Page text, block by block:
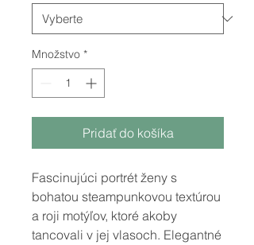
Množstvo *
Pridať do košíka
Fascinujúci portrét ženy s
bohatou steampunkovou textúrou
a roji motýľov, ktoré akoby
tancovali v jej vlasoch. Elegantné